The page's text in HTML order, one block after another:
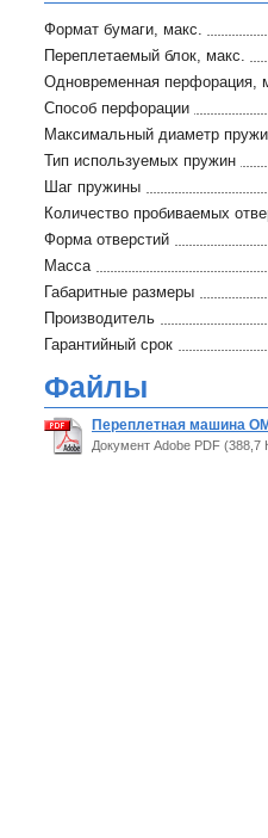
Формат бумаги, макс.
Переплетаемый блок, макс.
Одновременная перфорация,
Способ перфорации
Максимальный диаметр
Тип используемых пружин
Шаг пружины
Количество пробиваемых
Форма отверстий
Масса
Габаритные размеры
Производитель
Гарантийный срок
Файлы
Переплетная машина
Документ Adobe PDF (388,7